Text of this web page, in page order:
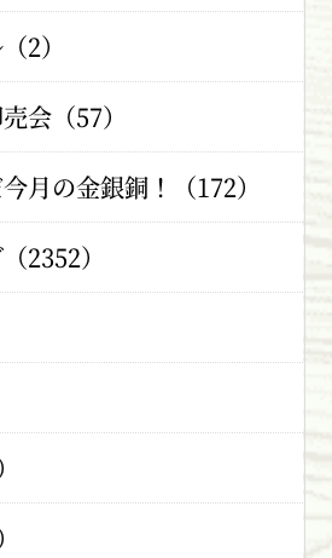
2）
会（57）
月の金銀銅！（172）
2352）